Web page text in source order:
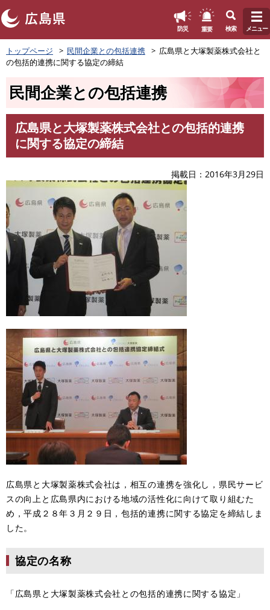
ペ
ー
ジ
防災 重要 検索 メニュー
トップページ 民間企業との包括連携
広島県と大塚製薬株式会社と
の包括的連携に関する協定の締結
民間企業との包括連携
広島県と大塚製薬株式会社との包括的連携
に関する協定の締結
掲載日 2016年3月29日
広島県と大塚製薬株式会社は，相互の連携を強化し，県民サービ
スの向上と広島県内における地域の活性化に向けて取り組むた
め，平成２８年３月２９日，包括的連携に関する協定を締結しま
した。
協定の名称
「広島県と大塚製薬株式会社との包括的連携に関する協定」